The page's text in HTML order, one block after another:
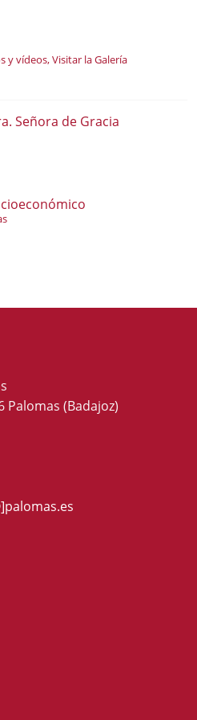
y vídeos, Visitar la Galería
Señora de Gracia
Palomas (Badajoz)